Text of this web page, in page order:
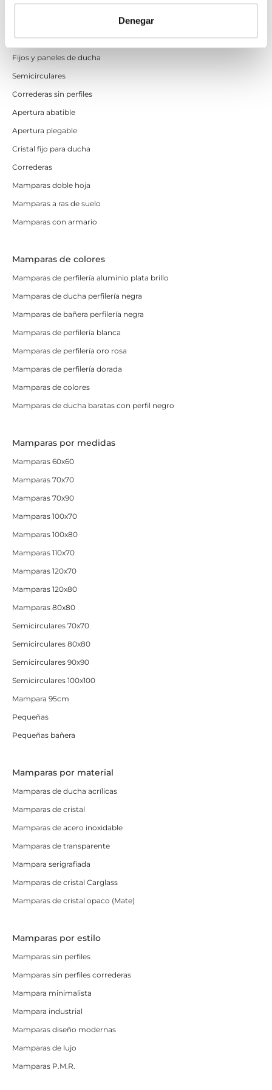
Denegar
Frontales
Mamparas rectangulares
Fijos y paneles de ducha
Semicirculares
Correderas sin perfiles
Apertura abatible
Apertura plegable
Cristal fijo para ducha
Correderas
Mamparas doble hoja
Mamparas a ras de suelo
Mamparas con armario
Mamparas de colores
Mamparas de perfilería aluminio plata brillo
Mamparas de ducha perfilería negra
Mamparas de bañera perfilería negra
Mamparas de perfilería blanca
Mamparas de perfilería oro rosa
Mamparas de perfilería dorada
Mamparas de colores
Mamparas de ducha baratas con perfil negro
Mamparas por medidas
Mamparas 60x60
Mamparas 70x70
Mamparas 70x90
Mamparas 100x70
Mamparas 100x80
Mamparas 110x70
Mamparas 120x70
Mamparas 120x80
Mamparas 80x80
Semicirculares 70x70
Semicirculares 80x80
Semicirculares 90x90
Semicirculares 100x100
Mampara 95cm
Pequeñas
Pequeñas bañera
Mamparas por material
Mamparas de ducha acrílicas
Mamparas de cristal
Mamparas de acero inoxidable
Mamparas de transparente
Mampara serigrafiada
Mamparas de cristal Carglass
Mamparas de cristal opaco (Mate)
Mamparas por estilo
Mamparas sin perfiles
Mamparas sin perfiles correderas
Mampara minimalista
Mampara industrial
Mamparas diseño modernas
Mamparas de lujo
Mamparas P.M.R.